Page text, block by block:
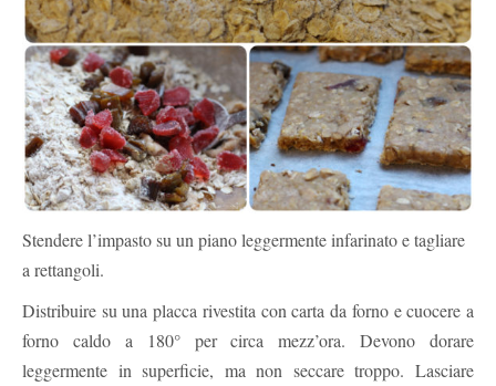
Stendere l’impasto su un piano leggermente infarinato e tagliare
a rettangoli.
Distribuire su una placca rivestita con carta da forno e cuocere a
forno caldo a 180° per circa mezz’ora. Devono dorare
leggermente in superficie, ma non seccare troppo. Lasciare